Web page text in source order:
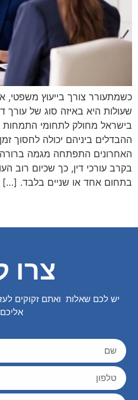
כשמתעורר צורך בייעוץ
שעולות היא באיזה סוג של עורך
בישראל מחולק לתחומי התמחות
ההבדלים ביניהם יכולה לחסוך
האחרונים התפתחה מגמה
בקרב עורכי דין, כך שכיום רוב
בתחום אחד או שניים בלבד. […]
צרו
יש לכם שאלות ואתם זקוקים
אליכם